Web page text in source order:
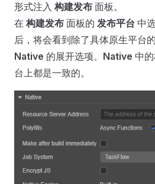
形式注入 构建发布 面板。
在 构建发布 面板的 发布平台 中
后，将会看到除了具体原生平台
Native 的展开选项。 Native 中
台上都是一致的。